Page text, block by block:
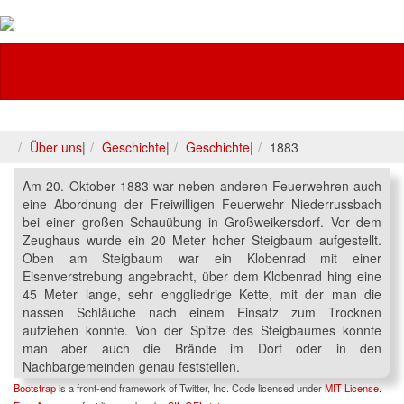
Über uns| Geschichte| Geschichte| 1883
Am 20. Oktober 1883 war neben anderen Feuerwehren auch
eine Abordnung der Freiwilligen Feuerwehr Niederrussbach
bei einer großen Schauübung in Großweikersdorf. Vor dem
Zeughaus wurde ein 20 Meter hoher Steigbaum aufgestellt.
Oben am Steigbaum war ein Klobenrad mit einer
Eisenverstrebung angebracht, über dem Klobenrad hing eine
45 Meter lange, sehr enggliedrige Kette, mit der man die
nassen Schläuche nach einem Einsatz zum Trocknen
aufziehen konnte. Von der Spitze des Steigbaumes konnte
man aber auch die Brände im Dorf oder in den
Nachbargemeinden genau feststellen.
Bootstrapis a front-end framework of Twitter, Inc. Code licensed underMIT License.